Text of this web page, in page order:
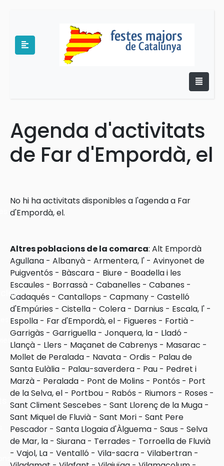
Agenda d'activitats
de Far d'Empordà, el
No hi ha activitats disponibles a l'agenda a Far
d'Empordà, el.
Altres poblacions de la comarca: Alt Empordà
Agullana - Albanyà - Armentera, l' - Avinyonet de
Puigventós - Bàscara - Biure - Boadella i les
Escaules - Borrassà - Cabanelles - Cabanes -
Cadaqués - Cantallops - Capmany - Castelló
d'Empúries - Cistella - Colera - Darnius - Escala, l' -
Espolla - Far d'Empordà, el - Figueres - Fortià -
Garrigàs - Garriguella - Jonquera, la - Lladó -
Llançà - Llers - Maçanet de Cabrenys - Masarac -
Mollet de Peralada - Navata - Ordis - Palau de
Santa Eulàlia - Palau-saverdera - Pau - Pedret i
Marzà - Peralada - Pont de Molins - Pontós - Port
de la Selva, el - Portbou - Rabós - Riumors - Roses -
Sant Climent Sescebes - Sant Llorenç de la Muga -
Sant Miquel de Fluvià - Sant Mori - Sant Pere
Pescador - Santa Llogaia d'Àlguema - Saus - Selva
de Mar, la - Siurana - Terrades - Torroella de Fluvià
- Vajol, La - Ventalló - Vila-sacra - Vilabertran -